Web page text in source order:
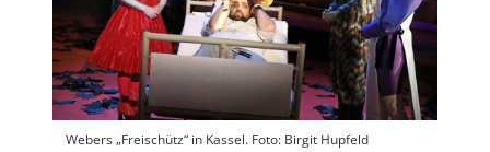
Webers „Freischütz“ in Kassel. Foto: Birgit Hupfeld